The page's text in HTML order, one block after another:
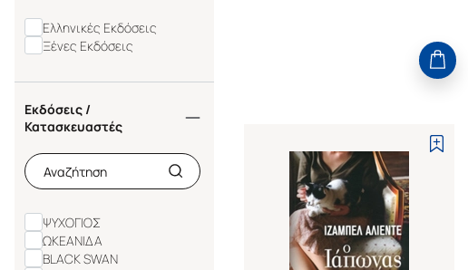
Ελληνικές Εκδόσεις
Ξένες Εκδόσεις
Εκδόσεις /
Κατασκευαστές
ΨΥΧΟΓΙΟΣ
ΩΚΕΑΝΙΔΑ
BLACK SWAN